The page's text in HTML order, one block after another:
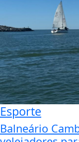
Esporte
Balneário